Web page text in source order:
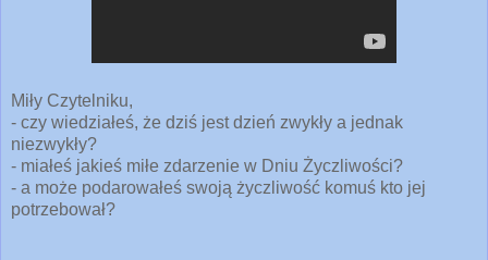
Miły Czytelniku,
- czy wiedziałeś, że dziś jest dzień zwykły a jednak
niezwykły?
- miałeś jakieś miłe zdarzenie w Dniu Życzliwości?
- a może podarowałeś swoją życzliwość komuś kto jej
potrzebował?